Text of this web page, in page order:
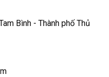
Bình - Thành phố Thủ